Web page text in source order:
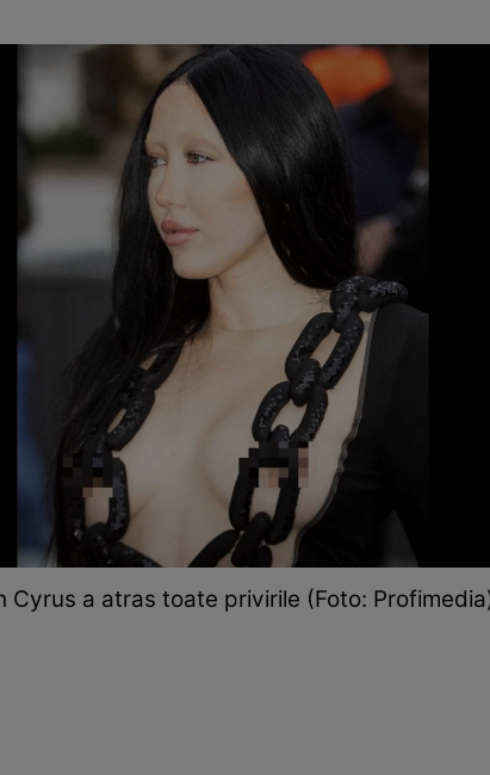
Cyrus a atras toate privirile (Foto: